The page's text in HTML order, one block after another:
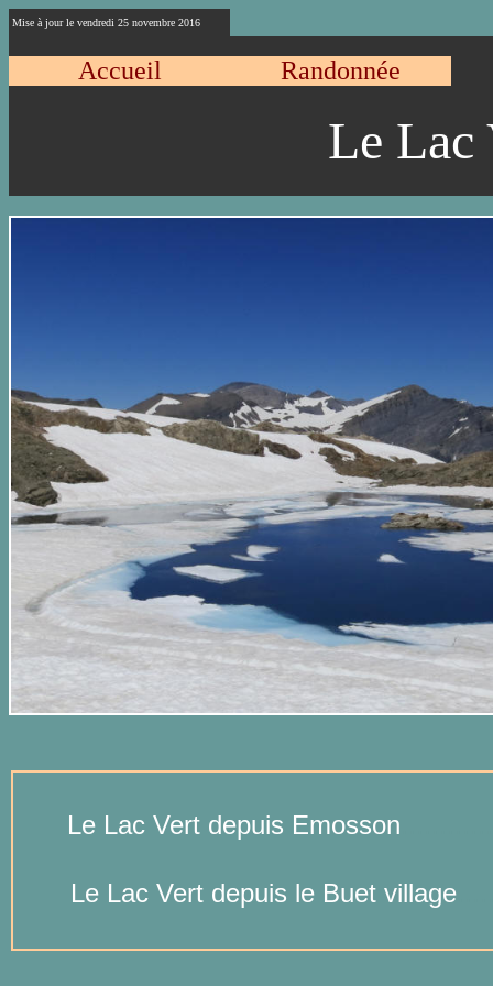
Mise à jour le vendredi 25 novembre 2016
Accueil Randonnée
Le Lac
Le Lac Vert depuis Emosson
Le Lac Vert depuis le Buet village